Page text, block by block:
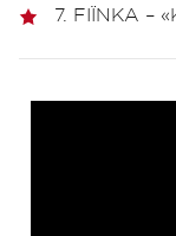
7. FIЇNKA –